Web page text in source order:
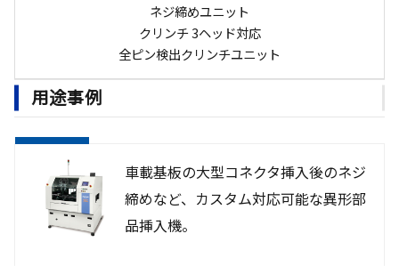
ネジ締めユニット
クリンチ 3ヘッド対応
全ピン検出クリンチユニット
用途事例
車載基板の大型コネクタ挿入後のネジ
締めなど、カスタム対応可能な異形部
品挿入機。